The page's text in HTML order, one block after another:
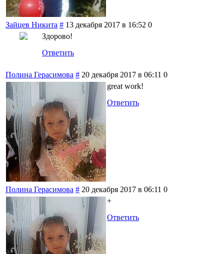
Зайцев Никита # 13 декабря 2017 в 16:52 0
Здорово!
Ответить
Полина Герасимова # 20 декабря 2017 в 06:11 0
great work!
Ответить
Полина Герасимова # 20 декабря 2017 в 06:11 0
+
Ответить